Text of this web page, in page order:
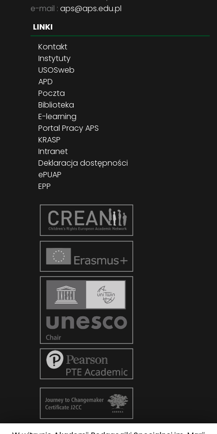
e-mail : aps@aps.edu.pl
LINKI
Kontakt
Instytuty
USOSweb
APD
Poczta
Biblioteka
E-learning
Portal Pracy APS
KRASP
Intranet
Deklaracja dostępności
ePUAP
EPP